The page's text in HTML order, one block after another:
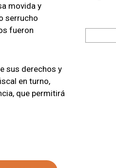
movida y
serrucho
fueron
sus derechos y
en turno,
que permitirá